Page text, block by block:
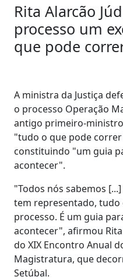
Rita Alarcão
processo um
que pode
A ministra da Justiça
o processo Operação
antigo primeiro-ministro
"tudo o que pode
constituindo "um guia
acontecer".
"Todos nós sabemos
tem representado,
processo. É um guia
acontecer", afirmou
do XIX Encontro Anual
Magistratura, que
Setúbal.